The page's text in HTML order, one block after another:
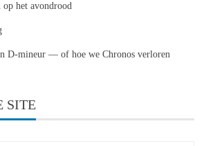
het avondrood
D-mineur — of hoe we Chronos verloren
SITE